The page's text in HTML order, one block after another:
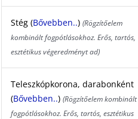
Stég (Bővebben..)(Rögzítőelem
kombinált fogpótlásokhoz. Erős, tartós,
esztétikus végeredményt ad)
Teleszkópkorona, darabonként
(Bővebben..)(Rögzítőelem kombinált
fogpótlásokhoz. Erős, tartós, esztétikus